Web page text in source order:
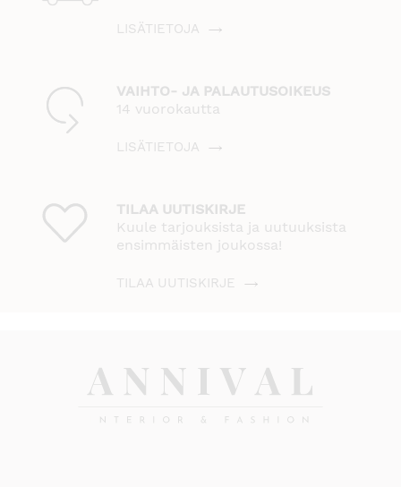
LISÄTIETOJA
VAIHTO- JA PALAUTUSOIKEUS
14 vuorokautta
LISÄTIETOJA
TILAA UUTISKIRJE
Kuule tarjouksista ja uutuuksista
ensimmäisten joukossa!
TILAA UUTISKIRJE